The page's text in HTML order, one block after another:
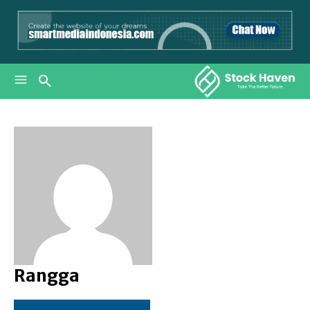
Rangga